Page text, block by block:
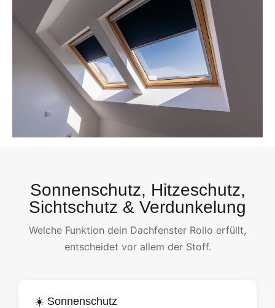
Sonnenschutz, Hitzeschutz,
Sichtschutz & Verdunkelung
Welche Funktion dein Dachfenster Rollo erfüllt,
entscheidet vor allem der Stoff.
☀️ Sonnenschutz